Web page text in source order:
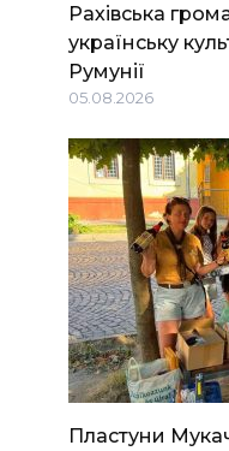
Рахівська
українську
Румунії
05.08.2026
Пластуни